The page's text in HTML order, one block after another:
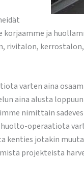
ja
varten aina
aina alusta
nimittäin
operaatiota
jotakin
projekteista